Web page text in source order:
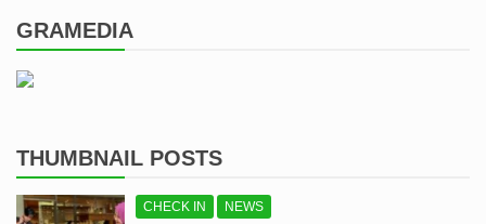
GRAMEDIA
THUMBNAIL POSTS
CHECK IN NEWS